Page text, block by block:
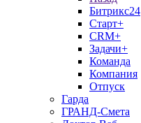
Битрикс24
Старт+
CRM+
Задачи+
Команда
Компания
Отпуск
Гарда
ГРАНД-Смета